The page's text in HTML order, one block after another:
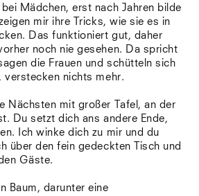
Mädchen, erst nach Jahren bilde
mir ihre Tricks, wie sie es in
Das funktioniert gut, daher
noch nie gesehen. Da spricht
die Frauen und schütteln sich
verstecken nichts mehr.
Nächsten mit großer Tafel, an der
Du setzt dich ans andere Ende,
Ich winke dich zu mir und du
über den fein gedeckten Tisch und
Gäste.
Baum, darunter eine